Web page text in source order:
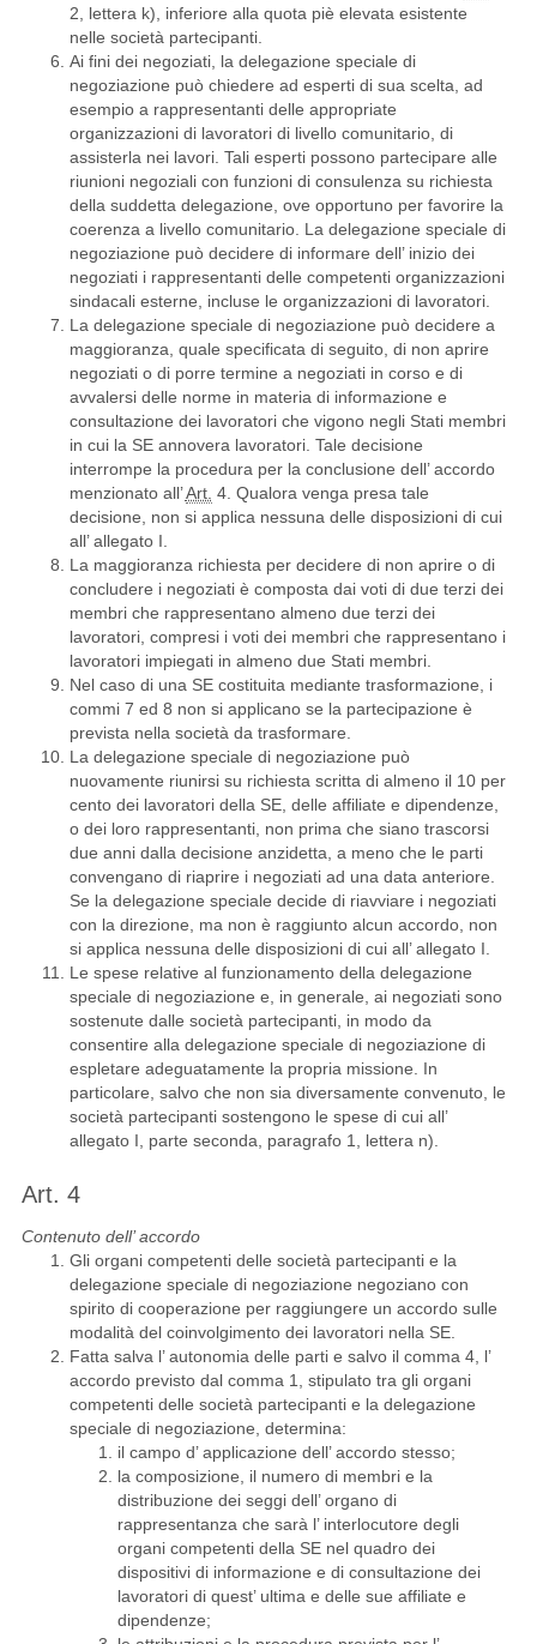
2, lettera k), inferiore alla quota piè elevata esistente
nelle società partecipanti.
Ai fini dei negoziati, la delegazione speciale di
negoziazione può chiedere ad esperti di sua scelta, ad
esempio a rappresentanti delle appropriate
organizzazioni di lavoratori di livello comunitario, di
assisterla nei lavori. Tali esperti possono partecipare alle
riunioni negoziali con funzioni di consulenza su richiesta
della suddetta delegazione, ove opportuno per favorire la
coerenza a livello comunitario. La delegazione speciale di
negoziazione può decidere di informare dell’ inizio dei
negoziati i rappresentanti delle competenti organizzazioni
sindacali esterne, incluse le organizzazioni di lavoratori.
La delegazione speciale di negoziazione può decidere a
maggioranza, quale specificata di seguito, di non aprire
negoziati o di porre termine a negoziati in corso e di
avvalersi delle norme in materia di informazione e
consultazione dei lavoratori che vigono negli Stati membri
in cui la SE annovera lavoratori. Tale decisione
interrompe la procedura per la conclusione dell’ accordo
menzionato all’Art. 4. Qualora venga presa tale
decisione, non si applica nessuna delle disposizioni di cui
all’ allegato I.
La maggioranza richiesta per decidere di non aprire o di
concludere i negoziati è composta dai voti di due terzi dei
membri che rappresentano almeno due terzi dei
lavoratori, compresi i voti dei membri che rappresentano i
lavoratori impiegati in almeno due Stati membri.
Nel caso di una SE costituita mediante trasformazione, i
commi 7 ed 8 non si applicano se la partecipazione è
prevista nella società da trasformare.
La delegazione speciale di negoziazione può
nuovamente riunirsi su richiesta scritta di almeno il 10 per
cento dei lavoratori della SE, delle affiliate e dipendenze,
o dei loro rappresentanti, non prima che siano trascorsi
due anni dalla decisione anzidetta, a meno che le parti
convengano di riaprire i negoziati ad una data anteriore.
Se la delegazione speciale decide di riavviare i negoziati
con la direzione, ma non è raggiunto alcun accordo, non
si applica nessuna delle disposizioni di cui all’ allegato I.
Le spese relative al funzionamento della delegazione
speciale di negoziazione e, in generale, ai negoziati sono
sostenute dalle società partecipanti, in modo da
consentire alla delegazione speciale di negoziazione di
espletare adeguatamente la propria missione. In
particolare, salvo che non sia diversamente convenuto, le
società partecipanti sostengono le spese di cui all’
allegato I, parte seconda, paragrafo 1, lettera n).
Art. 4
Contenuto dell’ accordo
Gli organi competenti delle società partecipanti e la
delegazione speciale di negoziazione negoziano con
spirito di cooperazione per raggiungere un accordo sulle
modalità del coinvolgimento dei lavoratori nella SE.
Fatta salva l’ autonomia delle parti e salvo il comma 4, l’
accordo previsto dal comma 1, stipulato tra gli organi
competenti delle società partecipanti e la delegazione
speciale di negoziazione, determina:
il campo d’ applicazione dell’ accordo stesso;
la composizione, il numero di membri e la
distribuzione dei seggi dell’ organo di
rappresentanza che sarà l’ interlocutore degli
organi competenti della SE nel quadro dei
dispositivi di informazione e di consultazione dei
lavoratori di quest’ ultima e delle sue affiliate e
dipendenze;